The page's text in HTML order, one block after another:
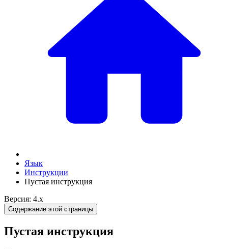
Язык
Инструкции
Пустая инструкция
Версия: 4.x
Содержание этой страницы
Пустая инструкция